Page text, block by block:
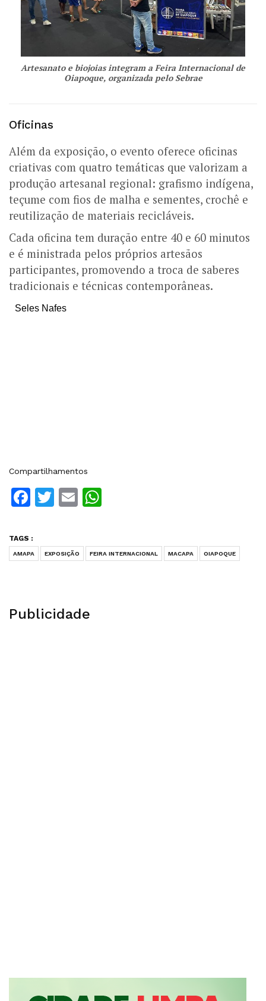
Artesanato e biojoias integram a Feira Internacional de
Oiapoque, organizada pelo Sebrae
Oficinas
Além da exposição, o evento oferece oficinas
criativas com quatro temáticas que valorizam a
produção artesanal regional: grafismo indígena,
teçume com fios de malha e sementes, crochê e
reutilização de materiais recicláveis.
Cada oficina tem duração entre 40 e 60 minutos
e é ministrada pelos próprios artesãos
participantes, promovendo a troca de saberes
tradicionais e técnicas contemporâneas.
Seles Nafes
Compartilhamentos
Facebook
Twitter
Email
TAGS :
AMAPA EXPOSIÇÃO FEIRA INTERNACIONAL MACAPA OIAPOQUE
Publicidade